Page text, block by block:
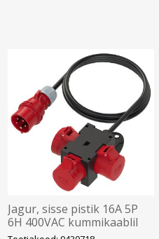
Jagur, sisse pistik 16A 5P
6H 400VAC kummikaablil
5g2.5 1.5m, välja 3xpesa